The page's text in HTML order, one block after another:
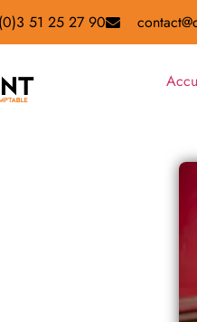
51 25 27 90